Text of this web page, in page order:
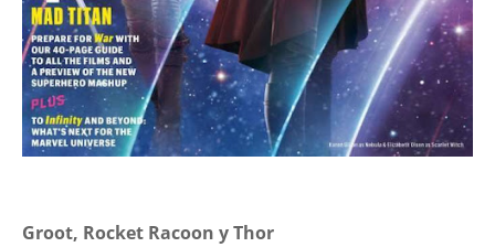
Groot, Rocket Racoon y Thor